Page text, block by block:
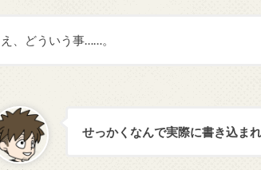
え、どういう事……。
せっかくなんで実際に書き込ま